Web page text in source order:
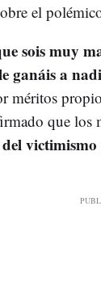
el
sois muy
ganáis a
méritos
que los